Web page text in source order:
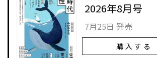
2026年8月号
7月25日 発売
購入する